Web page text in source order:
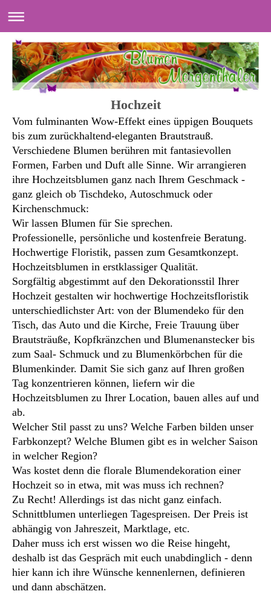
Hochzeit
Vom fulminanten Wow-Effekt eines üppigen Bouquets
bis zum zurückhaltend-eleganten Brautstrauß.
Verschiedene Blumen berühren mit fantasievollen
Formen, Farben und Duft alle Sinne. Wir arrangieren
ihre Hochzeitsblumen ganz nach Ihrem Geschmack -
ganz gleich ob Tischdeko, Autoschmuck oder
Kirchenschmuck:
Wir lassen Blumen für Sie sprechen.
Professionelle, persönliche und kostenfreie Beratung.
Hochwertige Floristik, passen zum Gesamtkonzept.
Hochzeitsblumen in erstklassiger Qualität.
Sorgfältig abgestimmt auf den Dekorationsstil Ihrer
Hochzeit gestalten wir hochwertige Hochzeitsfloristik
unterschiedlichster Art: von der Blumendeko für den
Tisch, das Auto und die Kirche, Freie Trauung über
Brautsträuße, Kopfkränzchen und Blumenanstecker bis
zum Saal- Schmuck und zu Blumenkörbchen für die
Blumenkinder. Damit Sie sich ganz auf Ihren großen
Tag konzentrieren können, liefern wir die
Hochzeitsblumen zu Ihrer Location, bauen alles auf und
ab.
Welcher Stil passt zu uns? Welche Farben bilden unser
Farbkonzept? Welche Blumen gibt es in welcher Saison
in welcher Region?
Was kostet denn die florale Blumendekoration einer
Hochzeit so in etwa, mit was muss ich rechnen?
Zu Recht! Allerdings ist das nicht ganz einfach.
Schnittblumen unterliegen Tagespreisen. Der Preis ist
abhängig von Jahreszeit, Marktlage, etc.
Daher muss ich erst wissen wo die Reise hingeht,
deshalb ist das Gespräch mit euch unabdinglich - denn
hier kann ich ihre Wünsche kennenlernen, definieren
und dann abschätzen.